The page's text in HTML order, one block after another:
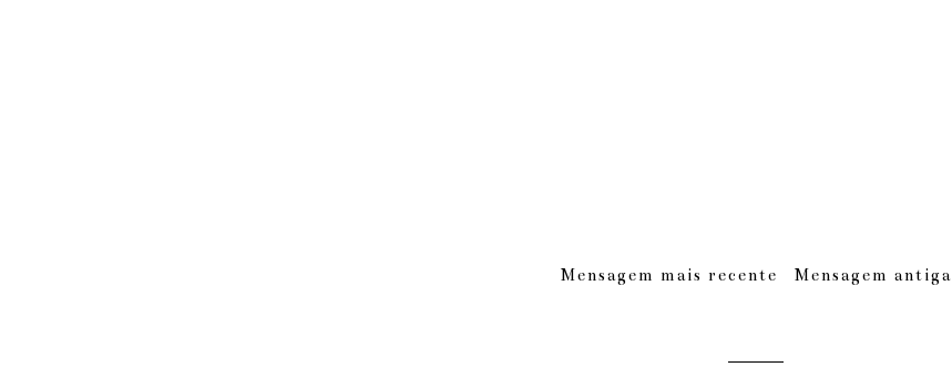
Mensagem mais recente Mensagem antiga